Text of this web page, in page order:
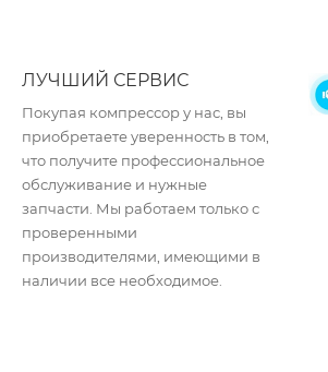
ЛУЧШИЙ СЕРВИС
Покупая компрессор у нас, вы
приобретаете уверенность в том,
что получите профессиональное
обслуживание и нужные
запчасти. Мы работаем только с
проверенными
производителями, имеющими в
наличии все необходимое.